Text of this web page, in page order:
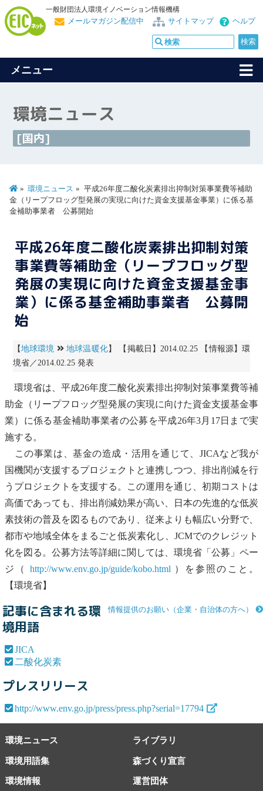
一般財団法人環境イノベーション情報機構
ヘルプ
サイトマップ
メールマガジン配信中
メニュー
環境ニュース
[国内]
環境ニュース
平成26年度二酸化炭素排出抑制対策事業費等補助
金（リープフロッグ型発展の実現に向けた資金支援基金事業）に係る基
金補助事業者 公募開始
平成26年度二酸化炭素排出抑制対策
事業費等補助金（リープフロッグ型
発展の実現に向けた資金支援基金事
業）に係る基金補助事業者 公募開
始
【地球環境 地球温暖化】 【掲載日】2014.02.25 【情報源】環
境省／2014.02.25 発表
環境省は、平成26年度二酸化炭素排出抑制対策事業費等補
助金（リープフロッグ型発展の実現に向けた資金支援基金事
業）に係る基金補助事業者の公募を平成26年3月17日まで実
施する。
この事業は、基金の造成・活用を通じて、 JICAなど我が
国機関が支援するプロジェクトと連携しつつ、排出削減を行
うプロジェクトを支援する。この運用を通じ、初期コストは
高価であっても、排出削減効果が高い、日本の先進的な低炭
素技術の普及を図るものであり、従来よりも幅広い分野で、
都市や地域全体をまるごと低炭素化し、JCMでのクレジット
化を図る。公募方法等詳細に関しては、環境省「公募」ペー
ジ（ http://www.env.go.jp/guide/kobo.html ）を参照のこと。
【環境省】
情報提供のお願い（企業・自治体の方へ）
記事に含まれる環
境用語
JICA
二酸化炭素
プレスリリース
http://www.env.go.jp/press/press.php?serial=17794
環境ニュース ライブラリ
環境用語集 森づくり宣言
環境情報 運営団体